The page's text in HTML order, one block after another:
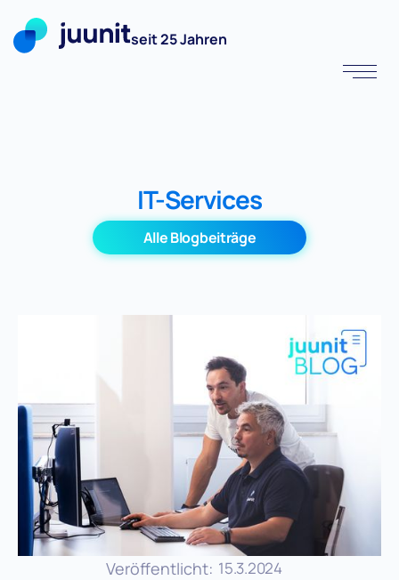
seit 25 Jahren
IT-Services
Alle Blogbeiträge
Veröffentlicht: 15.3.2024